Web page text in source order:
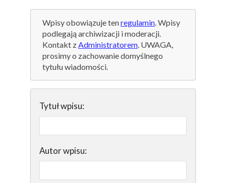
Wpisy obowiązuje tenregulamin. Wpisy
podlegają archiwizacji i moderacji.
Kontakt zAdministratorem. UWAGA,
prosimy o zachowanie domyślnego
tytułu wiadomości.
Tytuł wpisu:
Autor wpisu: